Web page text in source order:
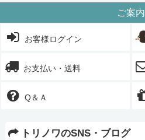
ご案内
お客様ログイン
お支払い・送料
Q＆Ａ
トリノワのSNS・ブログ